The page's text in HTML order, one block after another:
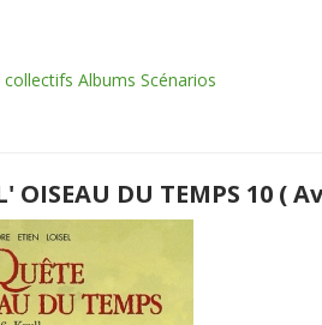
Albums Scénarios
OISEAU DU TEMPS 10